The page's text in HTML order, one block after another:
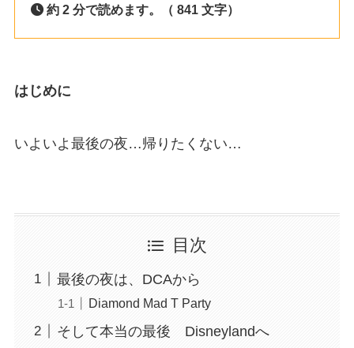
約 2 分で読めます。（ 841 文字）
はじめに
いよいよ最後の夜…帰りたくない…
目次
最後の夜は、DCAから
Diamond Mad T Party
そして本当の最後 Disneylandへ